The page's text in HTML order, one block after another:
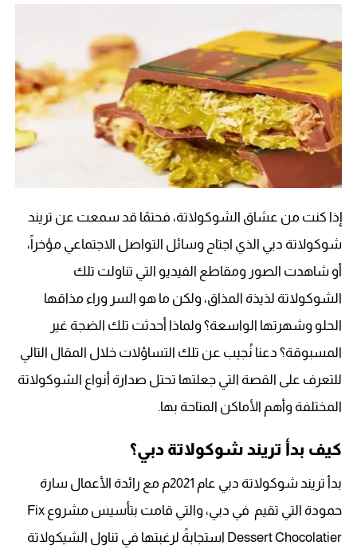
إذا كنت من عشاق الشوكولاتة، فحتمًا قد سمعت عن تريند
شوكولاتة دبي الذي اجتاح وسائل التواصل الاجتماعي مؤخراً،
أو شاهدت الصور ومقاطع الفيديو التي تناولت تلك
الشوكولاتة لذيذة المذاق، ولكن ما هو السر وراء مذاقها
الحلو وشهرتها الواسعة؟ ولماذا أحدثت تلك الضجة غير
المسبوقة؟ دعنا نُجيب عن تلك التساؤلات خلال المقال التالي
للتعرف على القصة التي جعلتها تحتل صدارة أنواع الشوكولاتة
المختلفة وأهم الأماكن المتاحة بها.
كيف بدأ تريند شوكولاتة دبي؟
بدأ تريند شوكولاتة دبي عام 2021م مع رائدة الأعمال سارة
حمودة التي تقيم في دبي، والتي قامت بتأسيس مشروع Fix
Dessert Chocolatier استجابةً لرغبتها في تناول الشيكولاتة